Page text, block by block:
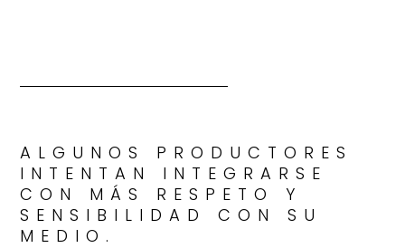
ALGUNOS PRODUCTORES
INTENTAN INTEGRARSE
CON MÁS RESPETO Y
SENSIBILIDAD CON SU
MEDIO.